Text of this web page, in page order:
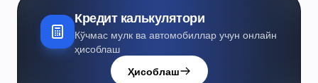
Кредит калькулятори
Кўчмас мулк ва автомобиллар учун онлайн
ҳисоблаш
Ҳисоблаш